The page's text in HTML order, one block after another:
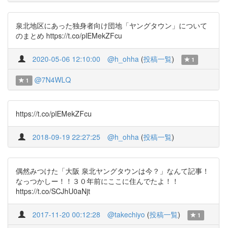
泉北地区にあった独身者向け団地「ヤングタウン」について
のまとめ https://t.co/plEMekZFcu
2020-05-06 12:10:00 @h_ohha (投稿一覧) 1
1 @7N4WLQ
https://t.co/plEMekZFcu
2018-09-19 22:27:25 @h_ohha (投稿一覧)
偶然みつけた「大阪 泉北ヤングタウンは今？」なんて記事！
なっつかしー！！３０年前にここに住んでたよ！！
https://t.co/SCJhU0aNjt
2017-11-20 00:12:28 @takechiyo (投稿一覧) 1